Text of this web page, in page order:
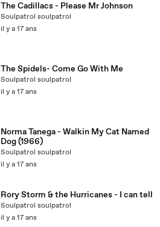
The Cadillacs - Please Mr Johnson
Soulpatrol soulpatrol
il y a 17 ans
The Spidels- Come Go With Me
Soulpatrol soulpatrol
il y a 17 ans
Norma Tanega - Walkin My Cat Named
Dog (1966)
Soulpatrol soulpatrol
il y a 17 ans
Rory Storm & the Hurricanes - I can tell
Soulpatrol soulpatrol
il y a 17 ans